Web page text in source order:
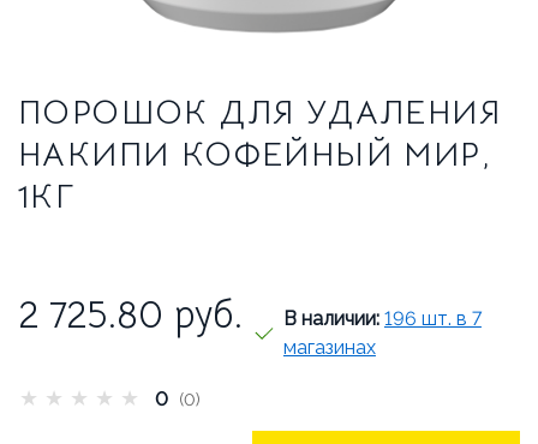
СЕРВИСНЫЙ ЦЕНТР
ВВОД В ЭКСПЛУАТАЦИЮ
БРЕНДЫ
АКЦИИ
ПОРОШОК ДЛЯ УДАЛЕНИЯ
НАКИПИ КОФЕЙНЫЙ МИР,
1КГ
2 725.80 руб. В наличии: 196 шт. в 7
магазинах
★ ★ ★ ★ ★ 0 (0)